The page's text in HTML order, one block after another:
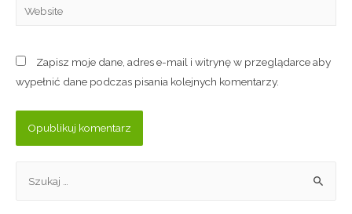
Zapisz moje dane, adres e-mail i witrynę w przeglądarce aby
wypełnić dane podczas pisania kolejnych komentarzy.